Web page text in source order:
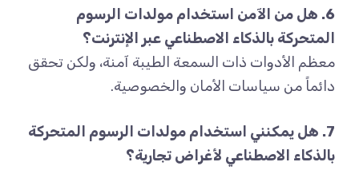
6. هل من الآمن استخدام مولدات الرسوم
المتحركة بالذكاء الاصطناعي عبر الإنترنت؟
معظم الأدوات ذات السمعة الطيبة آمنة، ولكن تحقق
دائماً من سياسات الأمان والخصوصية.
7. هل يمكنني استخدام مولدات الرسوم المتحركة
بالذكاء الاصطناعي لأغراض تجارية؟